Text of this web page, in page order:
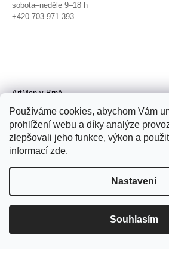
Používáme cookies, abychom Vám
prohlížení webu a díky analýze
zlepšovali jeho funkce, výkon a
informací zde.
Nastavení
Souhlasím
sobota–neděle 9–18 h
+420 703 971 393
ArtMap v Brně
Radnická 4, Brno
úterý–pátek 11–19 h
sobota 14–19 h
+420 702 152 298